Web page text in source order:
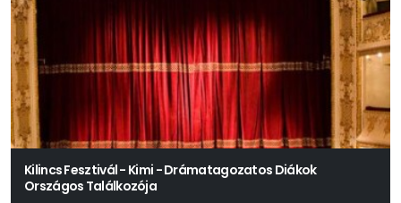
Kilincs Fesztivál - Kimi - Drámatagozatos Diákok
Országos Találkozója